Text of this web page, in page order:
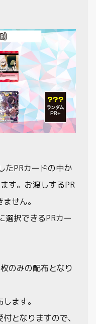
たPRカードの中か
す。お渡しするPR
せん。
選択できるPRカー
のみの配布となり
ます。
となりますので、